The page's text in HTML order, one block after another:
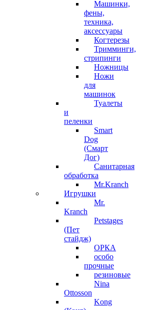
Машинки,
фены,
техника,
аксессуары
Когтерезы
Тримминги,
стрипинги
Ножницы
Ножи
для
машинок
Туалеты
и
пеленки
Smart
Dog
(Смарт
Дог)
Санитарная
обработка
Mr.Kranch
Игрушки
Mr.
Kranch
Petstages
(Пет
стайдж)
ОРКА
особо
прочные
резиновые
Nina
Ottosson
Kong